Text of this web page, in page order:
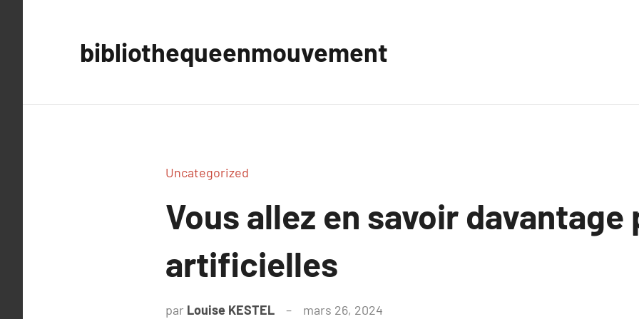
bibliothequeenmouvement
Uncategorized
Vous allez en savoir davantage
artificielles
par Louise KESTEL mars 26, 2024